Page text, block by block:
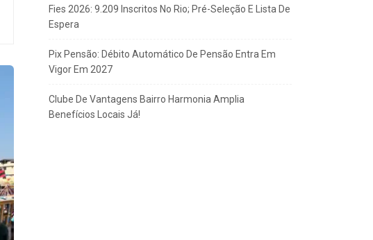
Fies 2026: 9.209 Inscritos No Rio; Pré-Seleção E Lista De
Espera
Pix Pensão: Débito Automático De Pensão Entra Em
Vigor Em 2027
Clube De Vantagens Bairro Harmonia Amplia
Benefícios Locais Já!